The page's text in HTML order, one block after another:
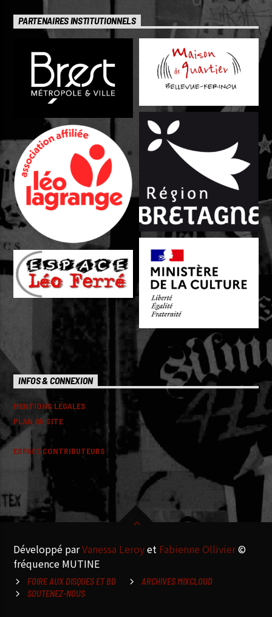
PARTENAIRES INSTITUTIONNELS
INFOS & CONNEXION
MENTIONS LEGALES
PLAN DU SITE
ESPACE CONTRIBUTEURS
Développé parVanessa Leroyet Fabienne Ollivier©
fréquence MUTINE
FOIRE AUX DISQUES ET BD
ARCHIVES MIXCLOUD
SOUTENEZ-NOUS